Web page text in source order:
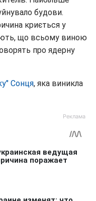
будови.
криється у
що всьому виною
про ядерну
Сонця, яка виникла